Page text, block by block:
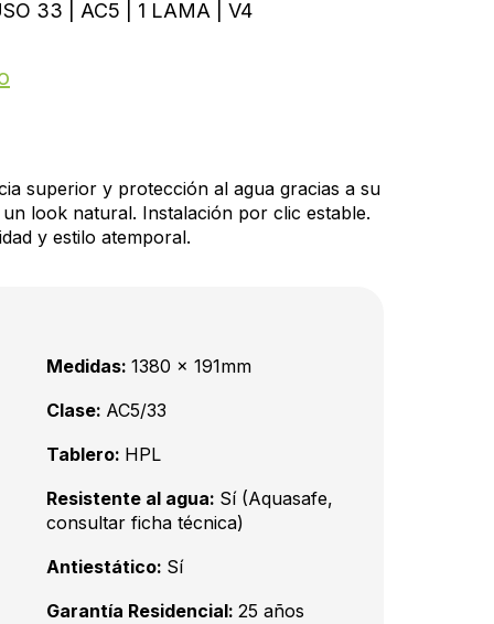
33 | AC5 | 1 LAMA | V4
superior y protección al agua gracias a su
look natural. Instalación por clic estable.
y estilo atemporal.
Medidas: 1380 x 191mm
Clase: AC5/33
Tablero: HPL
Resistente al agua: Sí (Aquasafe,
consultar ficha técnica)
Antiestático: Sí
Garantía Residencial: 25 años